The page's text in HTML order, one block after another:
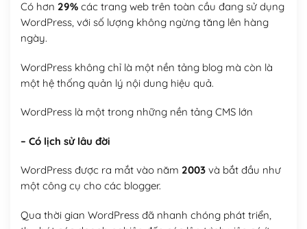
Có hơn 29%các trang web trên toàn cầu đang sử dụng
WordPress, với số lượng không ngừng tăng lên hàng
ngày.
WordPress không chỉ là một nền tảng blog mà còn là
một hệ thống quản lý nội dung hiệu quả.
WordPress là một trong những nền tảng CMS lớn
– Có lịch sử lâu đời
WordPress được ra mắt vào năm 2003và bắt đầu như
một công cụ cho các blogger.
Qua thời gian WordPress đã nhanh chóng phát triển,